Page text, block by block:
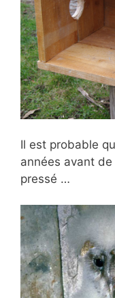
Il est probable
années avant de
pressé …